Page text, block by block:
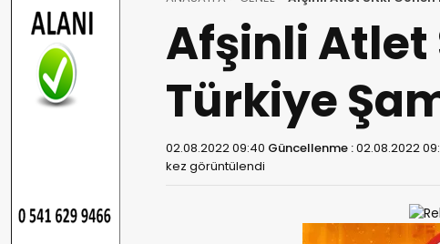
Afşinli Atlet
Türkiye
02.08.2022 09:40 Güncellenme :02.08.2022
kez görüntülendi